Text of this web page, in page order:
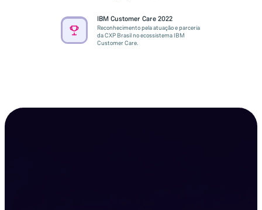
IBM Customer Care 2022
Reconhecimento pela atuação e parceria
da CXP Brasil no ecossistema IBM
Customer Care.